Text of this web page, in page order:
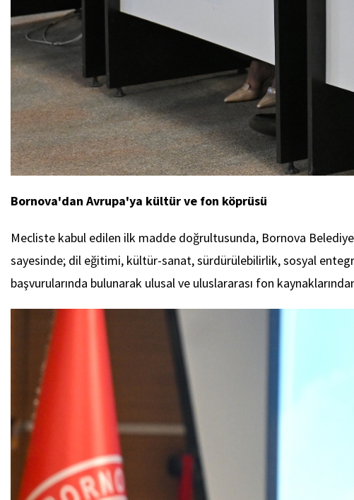
Bornova'dan Avrupa'ya kültür ve fon köprüsü
Mecliste kabul edilen ilk madde doğrultusunda, Bornova
sayesinde; dil eğitimi, kültür-sanat, sürdürülebilirlik, sosyal
başvurularında bulunarak ulusal ve uluslararası fon